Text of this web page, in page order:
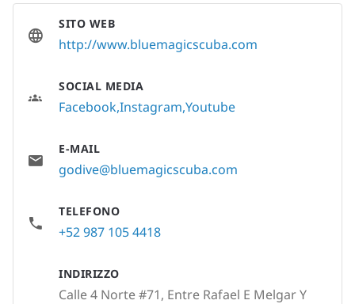
SITO WEB
http://www.bluemagicscuba.com
SOCIAL MEDIA
FacebookInstagram Youtube
E-MAIL
godive@bluemagicscuba.com
TELEFONO
+52 987 105 4418
INDIRIZZO
Calle 4 Norte #71, Entre Rafael E Melgar Y